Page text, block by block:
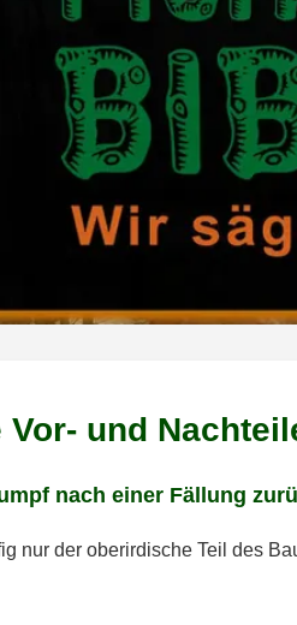
Vor- und
nach einer Fällung
nur der oberirdische Teil des